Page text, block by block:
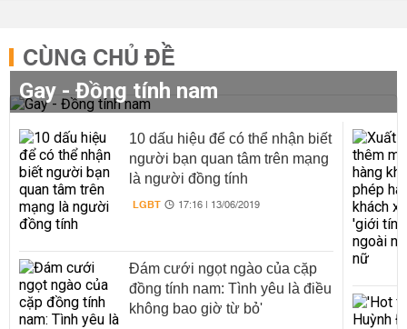
CÙNG CHỦ ĐỀ
Gay - Đồng tính nam
10 dấu hiệu để có thể nhận biết
người bạn quan tâm trên mạng
là người đồng tính
LGBT 17:16 | 13/06/2019
Đám cưới ngọt ngào của cặp
đồng tính nam: Tình yêu là điều
không bao giờ từ bỏ'